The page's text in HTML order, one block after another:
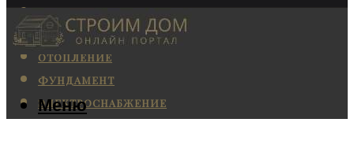
КАНАЛИЗАЦИЯ
КОНДИЦИОНИРОВАНИЕ
ОТОПЛЕНИЕ
ФУНДАМЕНТ
ЭЛЕКТРОСНАБЖЕНИЕ
Меню